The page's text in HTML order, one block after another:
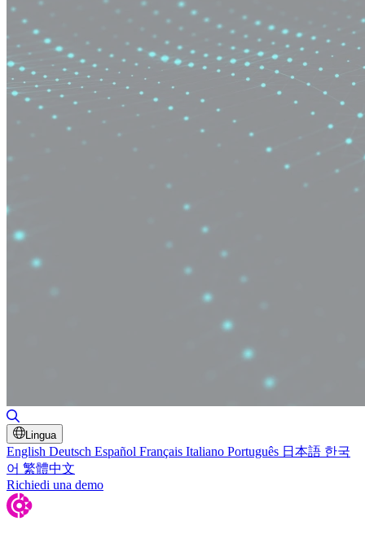
Lingua
English Deutsch Español Français Italiano Português 日本語 한국
어 繁體中文
Richiedi una demo